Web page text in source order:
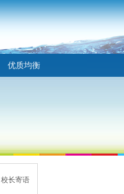
优质均衡
校长寄语